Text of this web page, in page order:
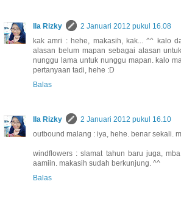
Ila Rizky
2 Januari 2012 pukul 16.08
kak amri : hehe, makasih, kak... ^^ kalo
alasan belum mapan sebagai alasan
nunggu lama untuk nunggu mapan. kalo
pertanyaan tadi, hehe :D
Balas
Ila Rizky
2 Januari 2012 pukul 16.10
outbound malang : iya, hehe. benar sekali.
windflowers : slamat tahun baru juga,
aamiin. makasih sudah berkunjung. ^^
Balas